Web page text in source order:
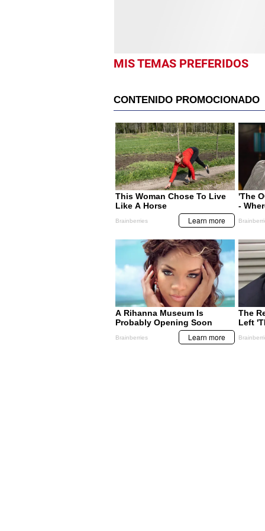
MIS TEMAS PREFERIDOS